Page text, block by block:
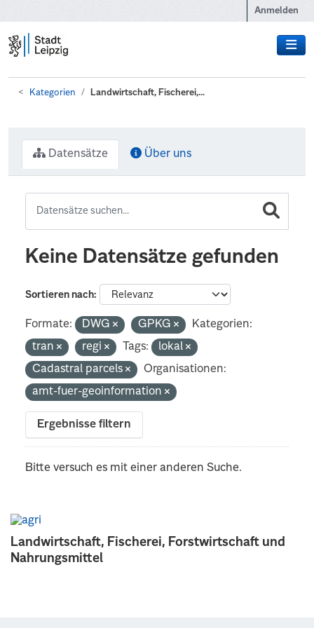
Anmelden
Kategorien Landwirtschaft, Fischerei,...
Landwirtschaft, Fischerei, Forstwirtschaft und
Nahrungsmittel
Datensätze Über uns
Keine Datensätze gefunden
Sortieren nach
Formate: DWG GPKG
Kategorien:
tran
regi Tags:
lokal
Cadastral parcels
Organisationen:
amt-fuer-geoinformation
Ergebnisse filtern
Bitte versuch es mit einer anderen Suche.